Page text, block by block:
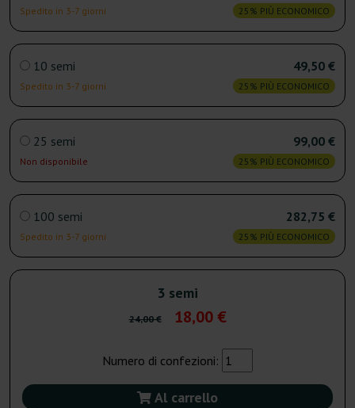
Spedito in 3-7 giorni 25% PIÙ ECONOMICO
10 semi
Spedito in 3-7 giorni
49,50 €
25% PIÙ ECONOMICO
25 semi
Non disponibile
99,00 €
25% PIÙ ECONOMICO
100 semi
Spedito in 3-7 giorni
282,75 €
25% PIÙ ECONOMICO
3 semi
24,00 € 18,00 €
Numero di confezioni:
Al carrello